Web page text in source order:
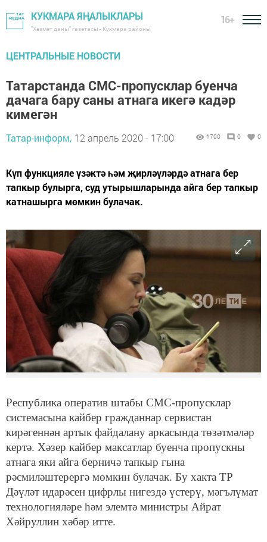
КУКМАРА ЯҢАЛЫКЛАРЫ
"Хезмәт даны" газетасы - Кукмара районы
16+
ЦЕНТРАЛЬНЫЕ НОВОСТИ
Татарстанда СМС-пропусклар буенча
дачага бару саны атнага икегә кадәр
кимегән
Татар-информ, 12 апрель 2020 - 17:00 1700 0 0
Күп функцияле үзәктә һәм җирләүләрдә атнага бер
тапкыр булырга, суд утырышларында айга бер тапкыр
катнашырга мөмкин булачак.
Республика оператив штабы СМС-пропусклар
системасына кайбер гражданнар сервистан
кирәгеннән артык файдалану аркасында төзәтмәләр
кертә. Хәзер кайбер максатлар буенча пропускны
атнага яки айга берничә тапкыр гына
рәсмиләштерергә мөмкин булачак. Бу хакта ТР
Дәүләт идарәсен цифрлы нигездә үстерү, мәгълүмат
технологияләре һәм элемтә министры Айрат
Хәйруллин хәбәр итте.